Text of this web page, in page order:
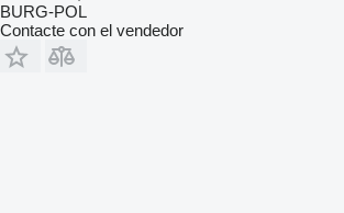
BURG-POL
Contacte con el vendedor